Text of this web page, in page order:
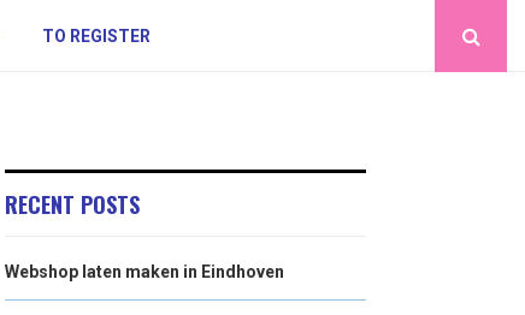
TO REGISTER
RECENT POSTS
Webshop laten maken in Eindhoven